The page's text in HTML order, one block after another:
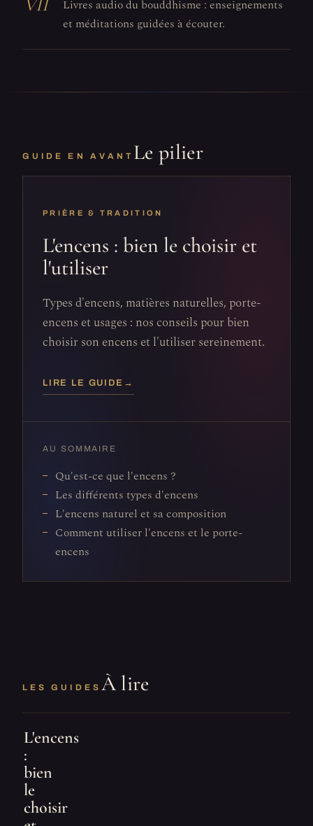
Livres audio du bouddhisme : enseignements
et méditations guidées à écouter.
GUIDE EN AVANT Le pilier
PRIÈRE & TRADITION
L'encens : bien le choisir et
l'utiliser
Types d'encens, matières naturelles, porte-
encens et usages : nos conseils pour bien
choisir son encens et l'utiliser sereinement.
LIRE LE GUIDE →
AU SOMMAIRE
Qu'est-ce que l'encens ?
Les différents types d'encens
L'encens naturel et sa composition
Comment utiliser l'encens et le porte-
encens
LES GUIDES À lire
L'encens
:
bien
le
choisir